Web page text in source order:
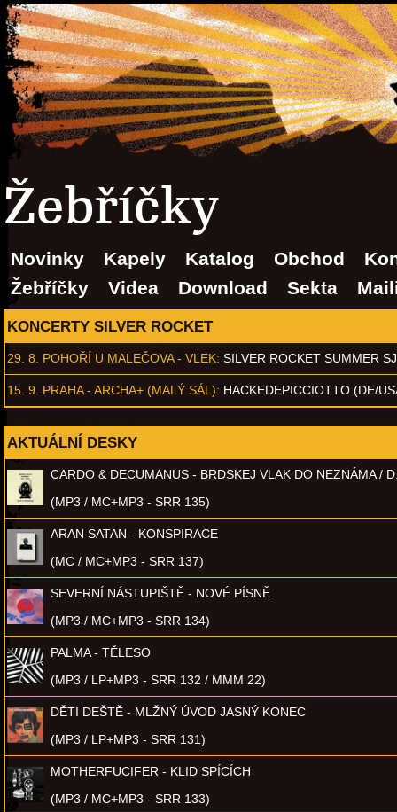
Žebříčky
Novinky Kapely Katalog Obchod
Žebříčky
Videa Download Sekta
KONCERTY SILVER ROCKET
29. 8. POHOŘÍ U MALEČOVA - VLEK: SILVER ROCKET SUMMER
15. 9. PRAHA - ARCHA+ (MALÝ SÁL): HACKEDEPICCIOTTO (DE/
AKTUÁLNÍ DESKY
CARDO & DECUMANUS - BRDSKEJ VLAK DO NEZNÁMA /
(MP3 / MC+MP3 - SRR 135)
ARAN SATAN - KONSPIRACE
(MC / MC+MP3 - SRR 137)
SEVERNÍ NÁSTUPIŠTĚ - NOVÉ PÍSNĚ
(MP3 / MC+MP3 - SRR 134)
PALMA - TĚLESO
(MP3 / LP+MP3 - SRR 132 / MMM 22)
DĚTI DEŠTĚ - MLŽNÝ ÚVOD JASNÝ KONEC
(MP3 / LP+MP3 - SRR 131)
MOTHERFUCIFER - KLID SPÍCÍCH
(MP3 / MC+MP3 - SRR 133)